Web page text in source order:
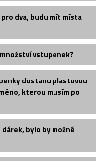
dva, budu mít místa
vstupenek?
dostanu plastovou
kterou musím po
bylo by možné